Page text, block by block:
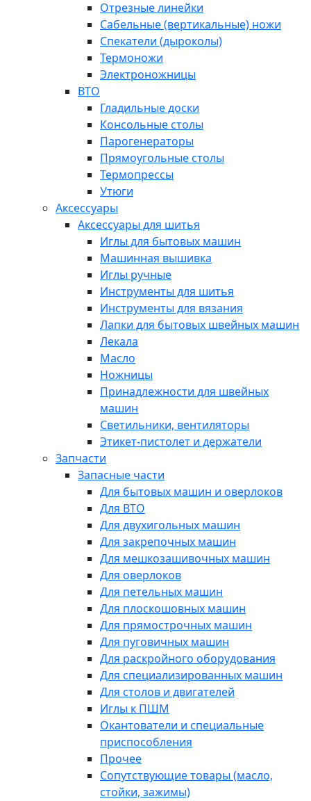
Отрезные линейки
Сабельные (вертикальные) ножи
Спекатели (дыроколы)
Термоножи
Электроножницы
ВТО
Гладильные доски
Консольные столы
Парогенераторы
Прямоугольные столы
Термопрессы
Утюги
Аксессуары
Аксессуары для шитья
Иглы для бытовых машин
Машинная вышивка
Иглы ручные
Инструменты для шитья
Инструменты для вязания
Лапки для бытовых швейных машин
Лекала
Масло
Ножницы
Принадлежности для швейных
машин
Светильники, вентиляторы
Этикет-пистолет и держатели
Запчасти
Запасные части
Для бытовых машин и оверлоков
Для ВТО
Для двухигольных машин
Для закрепочных машин
Для мешкозашивочных машин
Для оверлоков
Для петельных машин
Для плоскошовных машин
Для прямострочных машин
Для пуговичных машин
Для раскройного оборудования
Для специализированных машин
Для столов и двигателей
Иглы к ПШМ
Окантователи и специальные
приспособления
Прочее
Сопутствующие товары (масло,
стойки, зажимы)